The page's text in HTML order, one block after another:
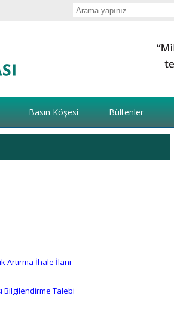
Basın Köşesi Bültenler
Artırma İhale İlanı
Bilgilendirme Talebi